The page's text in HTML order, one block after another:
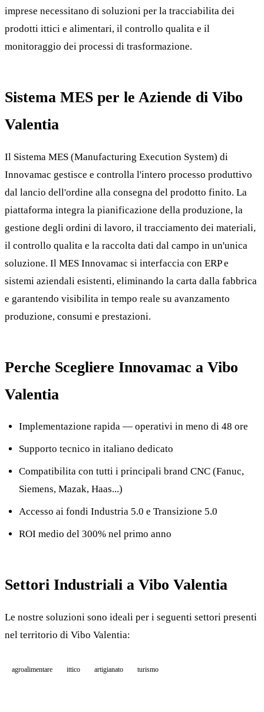
imprese necessitano di soluzioni per la tracciabilita dei
prodotti ittici e alimentari, il controllo qualita e il
monitoraggio dei processi di trasformazione.
Sistema MES per le Aziende di Vibo
Valentia
Il Sistema MES (Manufacturing Execution System) di
Innovamac gestisce e controlla l'intero processo produttivo
dal lancio dell'ordine alla consegna del prodotto finito. La
piattaforma integra la pianificazione della produzione, la
gestione degli ordini di lavoro, il tracciamento dei materiali,
il controllo qualita e la raccolta dati dal campo in un'unica
soluzione. Il MES Innovamac si interfaccia con ERP e
sistemi aziendali esistenti, eliminando la carta dalla fabbrica
e garantendo visibilita in tempo reale su avanzamento
produzione, consumi e prestazioni.
Perche Scegliere Innovamac a Vibo
Valentia
Implementazione rapida — operativi in meno di 48 ore
Supporto tecnico in italiano dedicato
Compatibilita con tutti i principali brand CNC (Fanuc,
Siemens, Mazak, Haas...)
Accesso ai fondi Industria 5.0 e Transizione 5.0
ROI medio del 300% nel primo anno
Settori Industriali a Vibo Valentia
Le nostre soluzioni sono ideali per i seguenti settori presenti
nel territorio di Vibo Valentia:
agroalimentare ittico artigianato turismo